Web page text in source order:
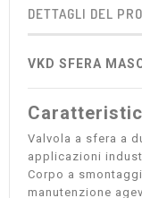
DETTAGLI DEL
VKD SFERA
Valvola a sfera a
applicazioni
Corpo a
manutenzione